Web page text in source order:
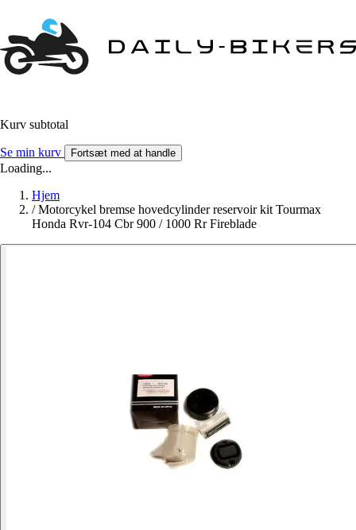
Kurv subtotal
Se min kurv Fortsæt med at handle
Loading...
Hjem
/ Motorcykel bremse hovedcylinder reservoir kit Tourmax
Honda Rvr-104 Cbr 900 / 1000 Rr Fireblade